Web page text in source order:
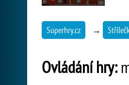
Superhry.cz →
Ovládání hry: